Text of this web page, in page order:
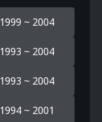
1999 ~ 2004
1993 ~ 2004
1993 ~ 2004
1994 ~ 2001